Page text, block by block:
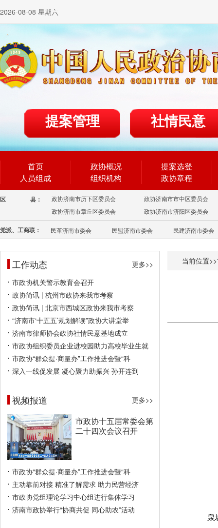
2026-08-08 星期六
提案管理 社情民意
首页
人员组成
政协概况
组织机构
提案选登
政协章程
区 县： 政协济南市历下区委员会
政协济南市市中区委员会
政协济南市章丘区委员会
政协济南市济阳区委员会
党派、工商联： 民革济南市委会 民盟济南市委会 民建济南市委会
工作动态
更多>>
市政协机关警示教育会召开
政协简讯 | 杭州市政协来我市考察
政协简讯 | 北京市西城区政协来我市考察
“济南市‘十五五’规划解读”政协大讲堂举
济南市律师协会政协社情民意基地成立
市政协组织委员企业进校园助力高校毕业生就
市政协“群众提·商量办”工作推进会暨“科
深入一线促发展 凝心聚力助振兴 孙开连到
视频报道 更多>>
市政协十五届常委会第
二十四次会议召开
市政协“群众提·商量办”工作推进会暨“科
主动靠前对接 精准了解需求 助力民营经济
市政协党组理论学习中心组进行集体学习
济南市政协举行“协商共促 同心助农”活动
当前位置>>
泉